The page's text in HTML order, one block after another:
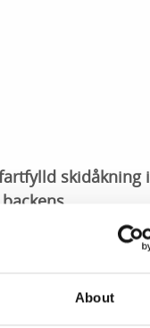
About
skidåkning i